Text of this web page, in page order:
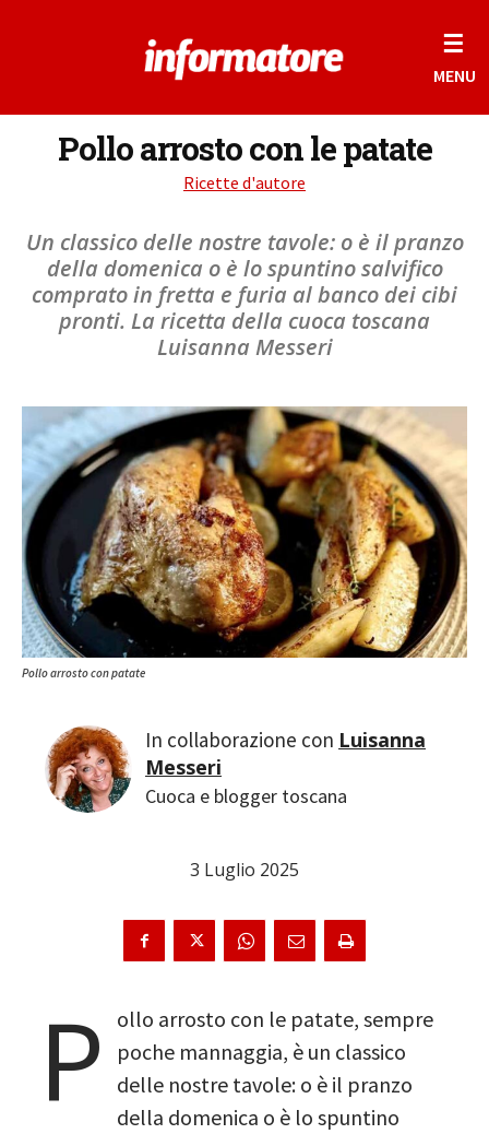
☰
MENU
Pollo arrosto con le patate
Ricette d'autore
Un classico delle nostre tavole: o è il pranzo
della domenica o è lo spuntino salvifico
comprato in fretta e furia al banco dei cibi
pronti. La ricetta della cuoca toscana
Luisanna Messeri
Pollo arrosto con patate
Luisanna
Messeri
Cuoca e blogger toscana
3 Luglio 2025
P
ollo arrosto con le patate, sempre
poche mannaggia, è un classico
delle nostre tavole: o è il pranzo
della domenica o è lo spuntino